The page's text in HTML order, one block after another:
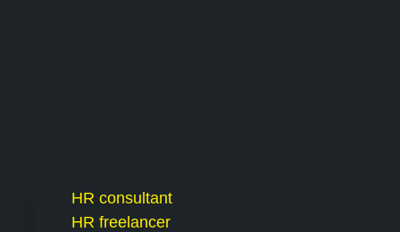
HR consultant
HR freelancer